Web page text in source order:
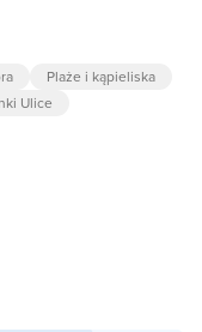
Plaże i kąpieliska
Ulice